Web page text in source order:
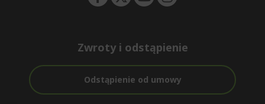
Zwroty i odstąpienie
Odstąpienie od umowy